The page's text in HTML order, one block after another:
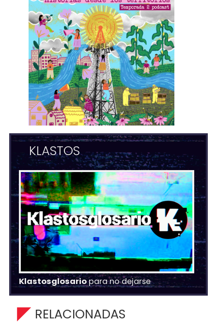
KLASTOS
Klastosglosariopara no dejarse
RELACIONADAS